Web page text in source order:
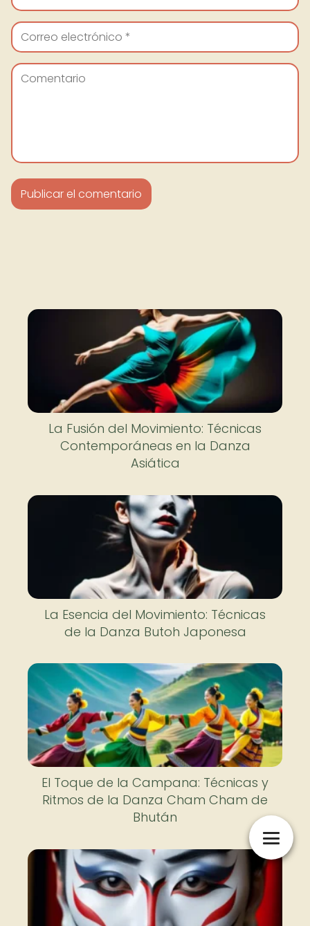
La Fusión del Movimiento: Técnicas
Contemporáneas en la Danza
Asiática
La Esencia del Movimiento: Técnicas
de la Danza Butoh Japonesa
El Toque de la Campana: Técnicas y
Ritmos de la Danza Cham Cham de
Bhután